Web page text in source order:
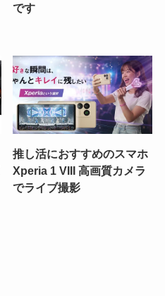
です
推し活におすすめのスマホ
Xperia 1 VIII 高画質カメラ
でライブ撮影